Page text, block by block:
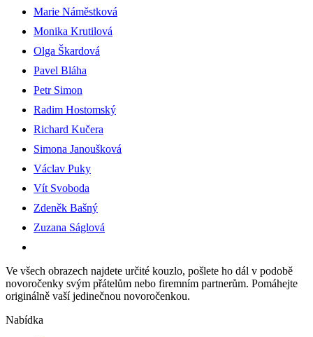
Marie Náměstková
Monika Krutilová
Olga Škardová
Pavel Bláha
Petr Simon
Radim Hostomský
Richard Kučera
Simona Janoušková
Václav Puky
Vít Svoboda
Zdeněk Bašný
Zuzana Ságlová
Ve všech obrazech najdete určité kouzlo, pošlete ho dál v podobě
novoročenky svým přátelům nebo firemním partnerům. Pomáhejte
originálně vaší jedinečnou novoročenkou.
Nabídka